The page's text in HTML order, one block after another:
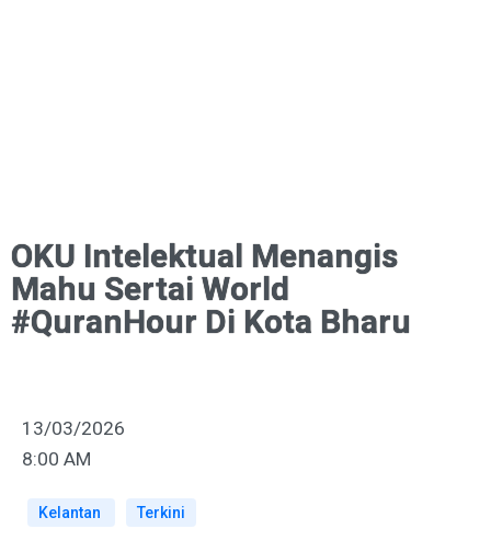
OKU Intelektual Menangis
Mahu Sertai World
#QuranHour Di Kota Bharu
13/03/2026
8:00 AM
Kelantan Terkini